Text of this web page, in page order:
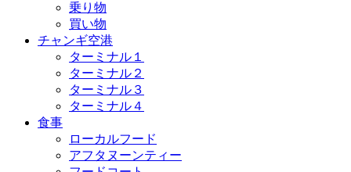
乗り物
買い物
チャンギ空港
ターミナル１
ターミナル２
ターミナル３
ターミナル４
食事
ローカルフード
アフタヌーンティー